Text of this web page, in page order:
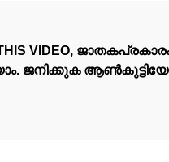
THIS VIDEO,
ജനിക്കുക